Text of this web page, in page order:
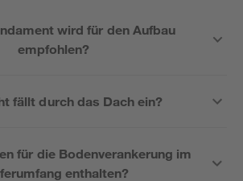
wird für den Aufbau
empfohlen?
fällt durch das Dach ein?
für die Bodenverankerung im
enthalten?